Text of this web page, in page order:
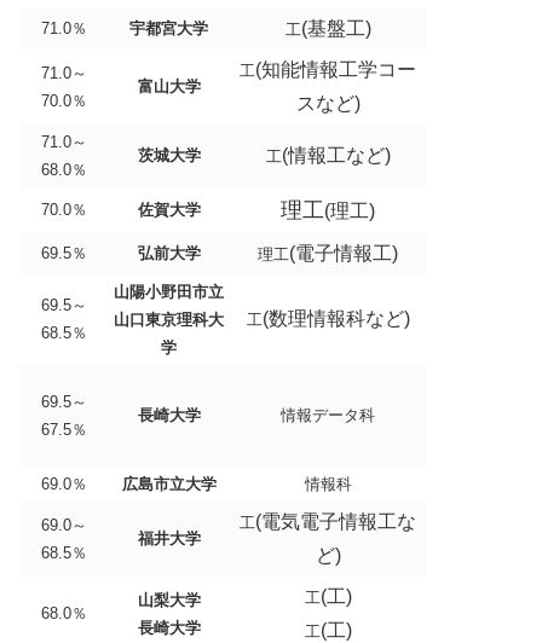
71.0％ 宇都宮大学 工(基盤工)
71.0～
70.0％
富山大学
工(知能情報工学コー
スなど)
71.0～
68.0％
茨城大学 工(情報工など)
70.0％ 佐賀大学 理工(理工)
69.5％ 弘前大学 理工(電子情報工)
69.5～
68.5％
山陽小野田市立
山口東京理科大
学
工(数理情報科など)
69.5～
67.5％
長崎大学 情報データ科
69.0％ 広島市立大学 情報科
69.0～
68.5％
福井大学
工(電気電子情報工な
ど)
68.0％
山梨大学
長崎大学
工(工)
工(工)